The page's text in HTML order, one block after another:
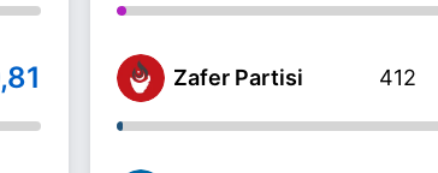
Zafer Partisi 412